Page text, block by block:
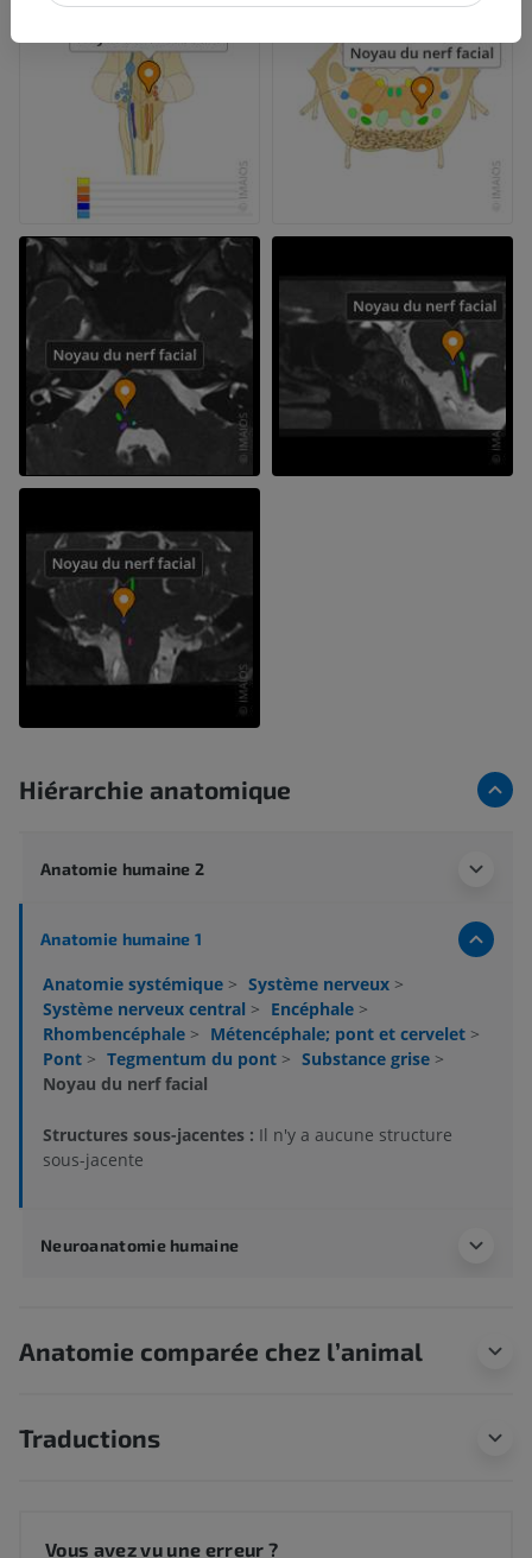
Hiérarchie anatomique
Anatomie humaine 2
Anatomie humaine 1
Anatomie systémique > Système nerveux >
Système nerveux central > Encéphale >
Rhombencéphale > Métencéphale; pont et cervelet >
Pont > Tegmentum du pont > Substance grise >
Noyau du nerf facial
Structures sous-jacentes : Il n'y a aucune structure
sous-jacente
Neuroanatomie humaine
Anatomie comparée chez l’animal
Traductions
Vous avez vu une erreur ?